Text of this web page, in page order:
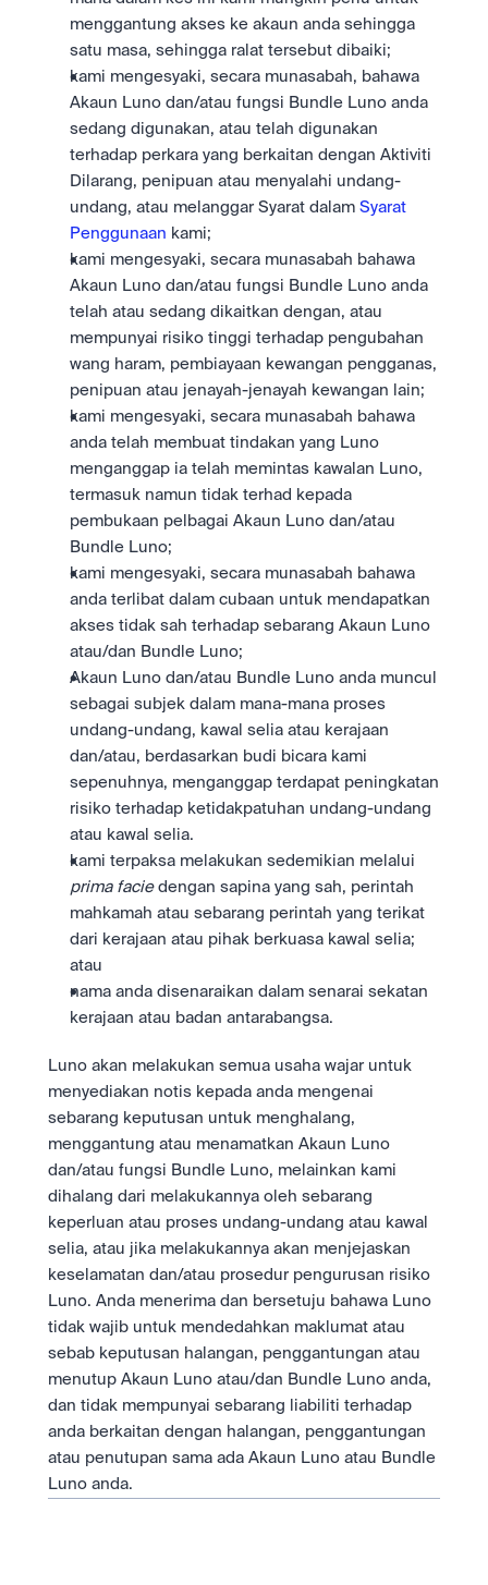
menggantung akses ke akaun anda sehingga
satu masa, sehingga ralat tersebut dibaiki;
kami mengesyaki, secara munasabah, bahawa
Akaun Luno dan/atau fungsi Bundle Luno anda
sedang digunakan, atau telah digunakan
terhadap perkara yang berkaitan dengan Aktiviti
Dilarang, penipuan atau menyalahi undang-
undang, atau melanggar Syarat dalam Syarat
Penggunaan kami;
kami mengesyaki, secara munasabah bahawa
Akaun Luno dan/atau fungsi Bundle Luno anda
telah atau sedang dikaitkan dengan, atau
mempunyai risiko tinggi terhadap pengubahan
wang haram, pembiayaan kewangan pengganas,
penipuan atau jenayah-jenayah kewangan lain;
kami mengesyaki, secara munasabah bahawa
anda telah membuat tindakan yang Luno
menganggap ia telah memintas kawalan Luno,
termasuk namun tidak terhad kepada
pembukaan pelbagai Akaun Luno dan/atau
Bundle Luno;
kami mengesyaki, secara munasabah bahawa
anda terlibat dalam cubaan untuk mendapatkan
akses tidak sah terhadap sebarang Akaun Luno
atau/dan Bundle Luno;
Akaun Luno dan/atau Bundle Luno anda muncul
sebagai subjek dalam mana-mana proses
undang-undang, kawal selia atau kerajaan
dan/atau, berdasarkan budi bicara kami
sepenuhnya, menganggap terdapat peningkatan
risiko terhadap ketidakpatuhan undang-undang
atau kawal selia.
prima facie dengan sapina yang sah, perintah
mahkamah atau sebarang perintah yang terikat
dari kerajaan atau pihak berkuasa kawal selia;
atau
nama anda disenaraikan dalam senarai sekatan
kerajaan atau badan antarabangsa.
Luno akan melakukan semua usaha wajar untuk
menyediakan notis kepada anda mengenai
sebarang keputusan untuk menghalang,
menggantung atau menamatkan Akaun Luno
dan/atau fungsi Bundle Luno, melainkan kami
dihalang dari melakukannya oleh sebarang
keperluan atau proses undang-undang atau kawal
selia, atau jika melakukannya akan menjejaskan
keselamatan dan/atau prosedur pengurusan risiko
Luno. Anda menerima dan bersetuju bahawa Luno
tidak wajib untuk mendedahkan maklumat atau
sebab keputusan halangan, penggantungan atau
menutup Akaun Luno atau/dan Bundle Luno anda,
dan tidak mempunyai sebarang liabiliti terhadap
anda berkaitan dengan halangan, penggantungan
atau penutupan sama ada Akaun Luno atau Bundle
Luno anda.